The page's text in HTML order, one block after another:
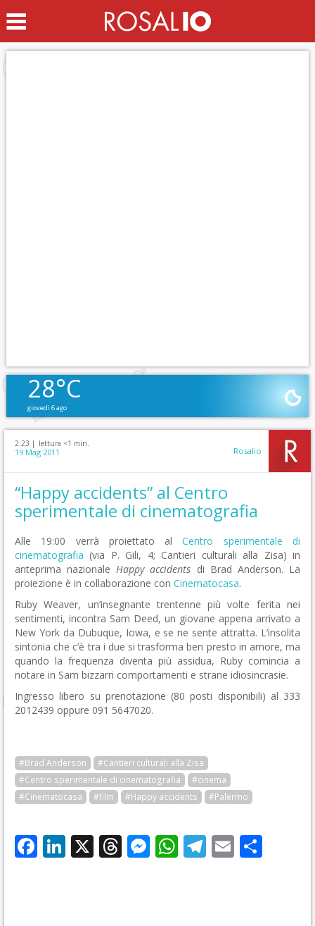
28°C
giovedì 6 ago
2:23 | lettura <1 min.
19 Mag 2011 Rosalio
“Happy accidents” al Centro
sperimentale di cinematografia
Alle 19:00 verrà proiettato alCentro sperimentale di
cinematografia (via P. Gili, 4; Cantieri culturali alla Zisa) in
anteprima nazionaleHappy accidents di Brad Anderson. La
proiezione è in collaborazione con Cinematocasa.
Ruby Weaver, un’insegnante trentenne più volte ferita nei
sentimenti, incontra Sam Deed, un giovane appena arrivato a
New York da Dubuque, Iowa, e se ne sente attratta. L’insolita
sintonia che c’è tra i due si trasforma ben presto in amore, ma
quando la frequenza diventa più assidua, Ruby comincia a
notare in Sam bizzarri comportamenti e strane idiosincrasie.
Ingresso libero su prenotazione (80 posti disponibili) al 333
2012439 oppure 091 5647020.
#Brad Anderson
#Cantieri culturali alla Zisa
#Centro sperimentale di cinematografia
#cinema
#Cinematocasa
#film #Happy accidents #Palermo
Facebook
LinkedIn
X Threads
Messenger
WhatsApp
Telegram
Email